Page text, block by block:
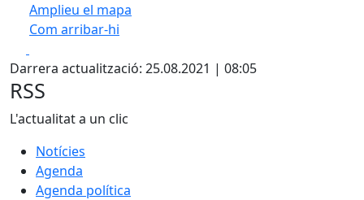
Amplieu el mapa
Com arribar-hi
+
−
Darrera actualització: 25.08.2021 | 08:05
RSS
L'actualitat a un clic
Notícies
Agenda
Agenda política